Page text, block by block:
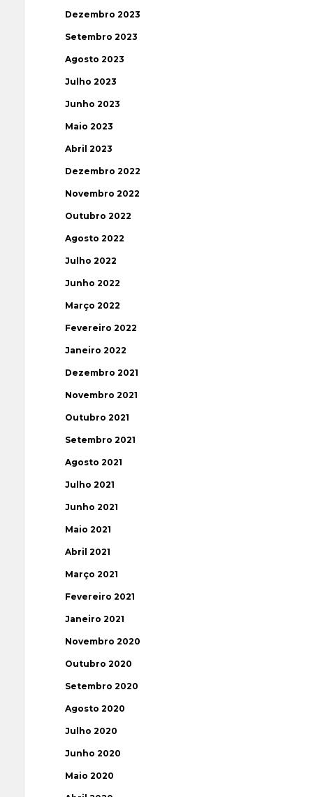
Dezembro 2023
Setembro 2023
Agosto 2023
Julho 2023
Junho 2023
Maio 2023
Abril 2023
Dezembro 2022
Novembro 2022
Outubro 2022
Agosto 2022
Julho 2022
Junho 2022
Março 2022
Fevereiro 2022
Janeiro 2022
Dezembro 2021
Novembro 2021
Outubro 2021
Setembro 2021
Agosto 2021
Julho 2021
Junho 2021
Maio 2021
Abril 2021
Março 2021
Fevereiro 2021
Janeiro 2021
Novembro 2020
Outubro 2020
Setembro 2020
Agosto 2020
Julho 2020
Junho 2020
Maio 2020